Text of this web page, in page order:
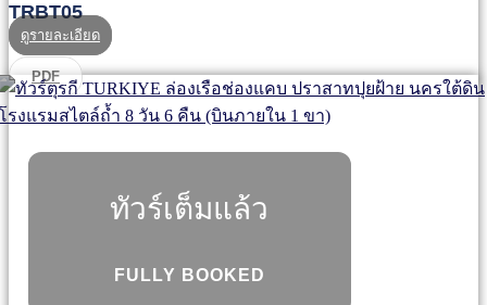
TRBT05
ดูรายละเอียด
PDF
ทัวร์เต็มแล้ว
FULLY BOOKED